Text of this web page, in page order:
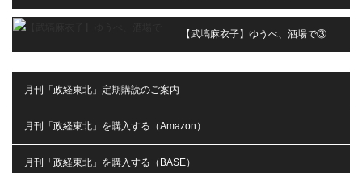
【武塙麻衣子】ゆうべ、酒場で③
月刊「政経東北」定期購読のご案内
月刊「政経東北」を購入する（Amazon）
月刊「政経東北」を購入する（BASE）